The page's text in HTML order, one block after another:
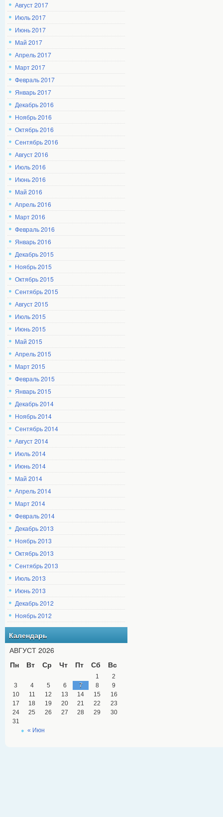
Август 2017
Июль 2017
Июнь 2017
Май 2017
Апрель 2017
Март 2017
Февраль 2017
Январь 2017
Декабрь 2016
Ноябрь 2016
Октябрь 2016
Сентябрь 2016
Август 2016
Июль 2016
Июнь 2016
Май 2016
Апрель 2016
Март 2016
Февраль 2016
Январь 2016
Декабрь 2015
Ноябрь 2015
Октябрь 2015
Сентябрь 2015
Август 2015
Июль 2015
Июнь 2015
Май 2015
Апрель 2015
Март 2015
Февраль 2015
Январь 2015
Декабрь 2014
Ноябрь 2014
Сентябрь 2014
Август 2014
Июль 2014
Июнь 2014
Май 2014
Апрель 2014
Март 2014
Февраль 2014
Декабрь 2013
Ноябрь 2013
Октябрь 2013
Сентябрь 2013
Июль 2013
Июнь 2013
Декабрь 2012
Ноябрь 2012
Календарь
АВГУСТ 2026
Пн
Вт Ср Чт Пт Сб Вс
« Июн
1
2
3
4 5 6 7 8
9
10
11 12 13 14 15
16
17
18 19 20 21 22
23
24
25 26 27 28 29
30
31